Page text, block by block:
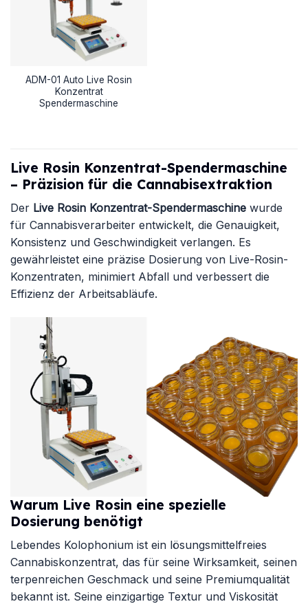
ADM-01 Auto Live Rosin
Konzentrat
Spendermaschine
Live Rosin Konzentrat-Spendermaschine
– Präzision für die Cannabisextraktion
Der Live Rosin Konzentrat-Spendermaschine wurde
für Cannabisverarbeiter entwickelt, die Genauigkeit,
Konsistenz und Geschwindigkeit verlangen. Es
gewährleistet eine präzise Dosierung von Live-Rosin-
Konzentraten, minimiert Abfall und verbessert die
Effizienz der Arbeitsabläufe.
Warum Live Rosin eine spezielle
Dosierung benötigt
Lebendes Kolophonium ist ein lösungsmittelfreies
Cannabiskonzentrat, das für seine Wirksamkeit, seinen
terpenreichen Geschmack und seine Premiumqualität
bekannt ist. Seine einzigartige Textur und Viskosität